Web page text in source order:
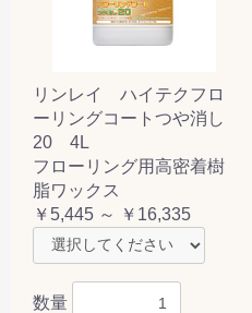
リンレイ ハイテクフロ
ーリングコートつや消し
20 4L
フローリング用高密着樹
脂ワックス
￥5,445 ～ ￥16,335
数量